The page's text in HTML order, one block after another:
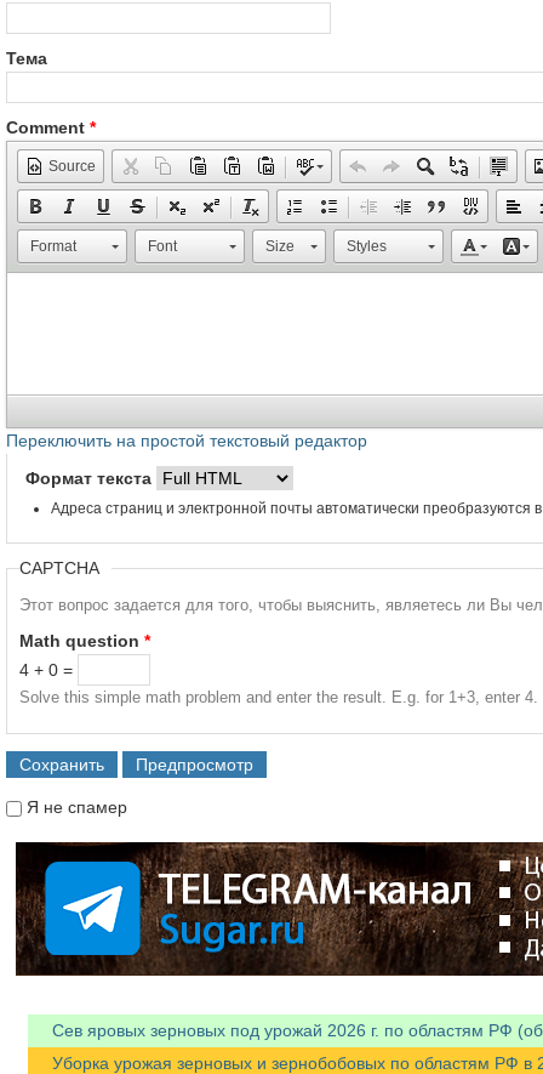
Тема
Comment *
Source
Format Font Size Styles
Переключить на простой текстовый редактор
Формат текста
Адреса страниц и электронной почты автоматически преобразуются
CAPTCHA
Этот вопрос задается для того, чтобы выяснить, являетесь ли Вы
Math question *
4 + 0 =
Solve this simple math problem and enter the result. E.g. for 1+3, enter 4.
Я не спамер
Сев яровых зерновых под урожай 2026 г. по областям РФ
Уборка урожая зерновых и зернобобовых по областям РФ в